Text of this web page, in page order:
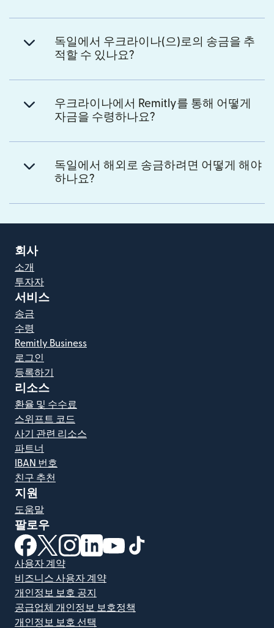
독일에서 우크라이나(으)로의 송금을 추
적할 수 있나요?
우크라이나에서 Remitly를 통해 어떻게
자금을 수령하나요?
독일에서 해외로 송금하려면 어떻게 해야
하나요?
회사
소개
투자자
서비스
송금
수령
Remitly Business
로그인
등록하기
리소스
환율 및 수수료
스위프트 코드
사기 관련 리소스
파트너
IBAN 번호
친구 추천
지원
도움말
팔로우
(새 창에서 열림)
(새 창에서 열림)
(새 창에서 열림)
(새 창에서 열림)
(새 창에서 열림)
사용자 계약
비즈니스 사용자 계약
개인정보 보호 공지
공급업체 개인정보 보호정책
개인정보 보호 선택